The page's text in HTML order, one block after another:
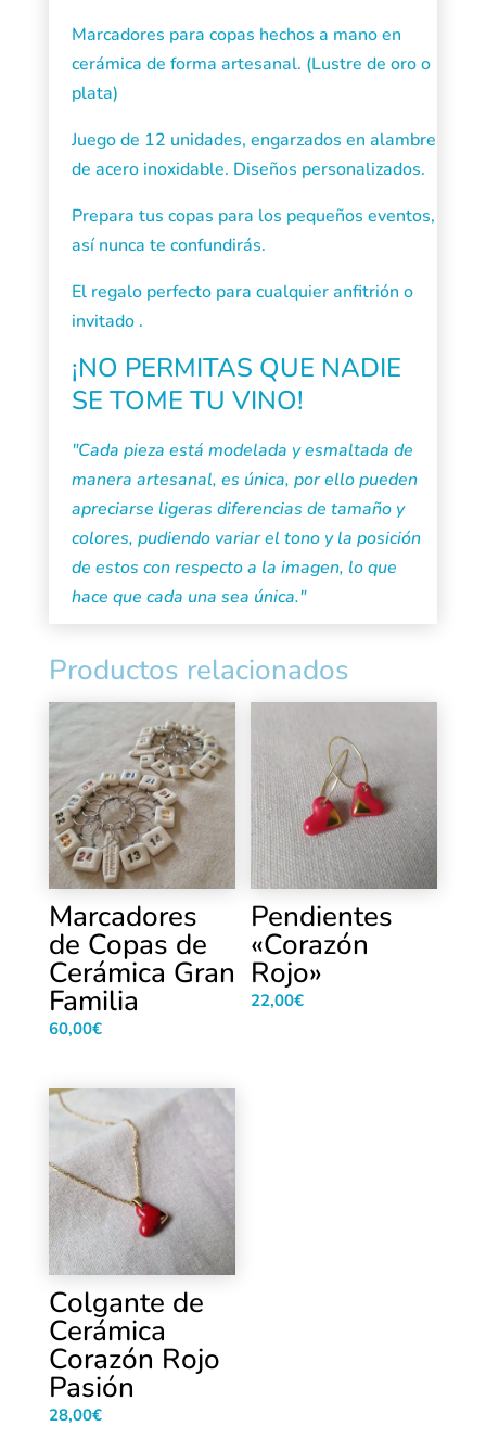
Marcadores para copas hechos a mano en
cerámica de forma artesanal. (Lustre de oro o
plata)
Juego de 12 unidades, engarzados en alambre
de acero inoxidable. Diseños personalizados.
Prepara tus copas para los pequeños eventos,
así nunca te confundirás.
El regalo perfecto para cualquier anfitrión o
invitado .
¡NO PERMITAS QUE NADIE
SE TOME TU VINO!
"Cada pieza está modelada y esmaltada de
manera artesanal, es única, por ello pueden
apreciarse ligeras diferencias de tamaño y
colores, pudiendo variar el tono y la posición
de estos con respecto a la imagen, lo que
hace que cada una sea única."
Productos relacionados
Marcadores
de Copas de
Cerámica Gran
Familia
60,00€
Pendientes
«Corazón
Rojo»
22,00€
Colgante de
Cerámica
Corazón Rojo
Pasión
28,00€